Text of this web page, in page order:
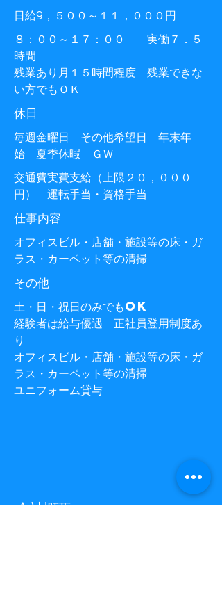
日給9，５００～１１，０００円
８：００～１７：００ 実働７．５
時間
残業あり月１５時間程度 残業できな
い方でもＯＫ
休日
毎週金曜日 その他希望日 年末年
始 夏季休暇 ＧＷ
交通費実費支給（上限２０，０００
円） 運転手当・資格手当
仕事内容
​オフィスビル・店舗・施設等の床・ガ
ラス・カーペット等の清掃
その他
​土・日・祝日のみでもok
経験者は給与優遇 正社員登用制度あ
り
オフィスビル・店舗・施設等の床・ガ
ラス・カーペット等の清掃
​ユニフォーム貸与
​会社概要